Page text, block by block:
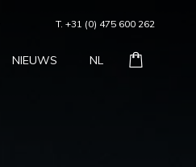
T. +31 (0) 475 600 262
NIEUWS NL